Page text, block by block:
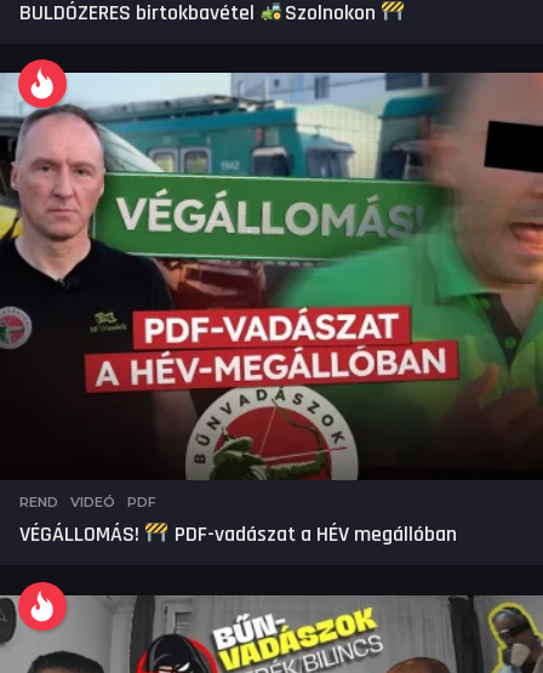
BULDÓZERES birtokbavétel Szolnokon
REND ,VIDEÓ PDF
VÉGÁLLOMÁS! PDF-vadászat a HÉV megállóban